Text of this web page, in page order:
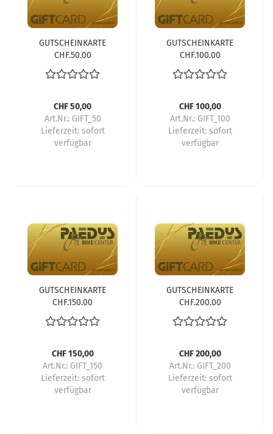
GUTSCHEINKARTE
CHF.50.00
CHF 50,00
Art.Nr.: GIFT_50
Lieferzeit: sofort
verfügbar
GUTSCHEINKARTE
CHF.100.00
CHF 100,00
Art.Nr.: GIFT_100
Lieferzeit: sofort
verfügbar
GUTSCHEINKARTE
CHF.150.00
CHF 150,00
Art.Nr.: GIFT_150
Lieferzeit: sofort
verfügbar
GUTSCHEINKARTE
CHF.200.00
CHF 200,00
Art.Nr.: GIFT_200
Lieferzeit: sofort
verfügbar